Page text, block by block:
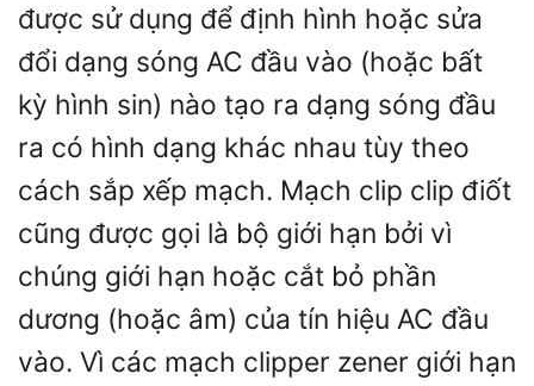
được sử dụng để định hình hoặc sửa
đổi dạng sóng AC đầu vào (hoặc bất
kỳ hình sin) nào tạo ra dạng sóng đầu
ra có hình dạng khác nhau tùy theo
cách sắp xếp mạch. Mạch clip clip điốt
cũng được gọi là bộ giới hạn bởi vì
chúng giới hạn hoặc cắt bỏ phần
dương (hoặc âm) của tín hiệu AC đầu
vào. Vì các mạch clipper zener giới hạn